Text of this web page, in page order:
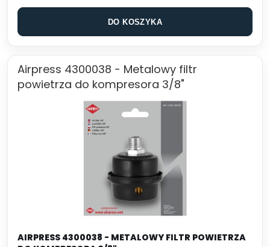
DO KOSZYKA
Airpress 4300038 - Metalowy filtr
powietrza do kompresora 3/8"
AIRPRESS 4300038 - METALOWY FILTR POWIETRZA